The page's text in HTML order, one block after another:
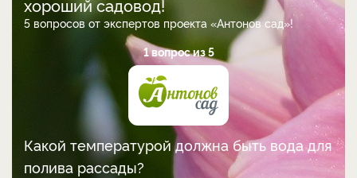
хороший садовод!
5 вопросов от экспертов проекта «Антонов сад»!
1 вопрос из 5
Какой температурой должна быть вода для
полива рассады?